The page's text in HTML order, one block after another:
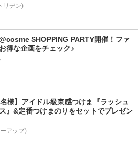
リデン)
@cosme SHOPPING PARTY開催！ファ
得な企画をチェック♪
名様】アイドル級束感つけま『ラッシュ
』&定番つけまのりをセットでプレゼン
アップ)